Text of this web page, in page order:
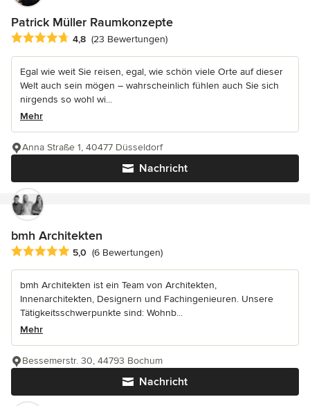
Patrick Müller Raumkonzepte
Durchschnittliche Bewertung: 4.8 von 5 Sternen
4,8 (23 Bewertungen)
Egal wie weit Sie reisen, egal, wie schön viele Orte auf dieser
Welt auch sein mögen – wahrscheinlich fühlen auch Sie sich
nirgends so wohl wi...
Mehr
Nachricht
Anna Straße 1, 40477 Düsseldorf
bmh Architekten
Durchschnittliche Bewertung: 5 von 5 Sternen
5,0 (6 Bewertungen)
bmh Architekten ist ein Team von Architekten,
Innenarchitekten, Designern und Fachingenieuren. Unsere
Tätigkeitsschwerpunkte sind: Wohnb...
Mehr
Nachricht
Bessemerstr. 30, 44793 Bochum